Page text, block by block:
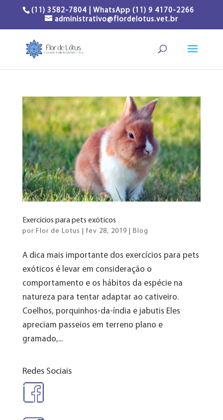
(11) 3582-7804 | WhatsApp (11) 9 4170-2266
administrativo@flordelotus.vet.br
Exercícios para pets exóticos
por Flor de Lotus fev 28, 2019 Blog
A dica mais importante dos exercícios para pets
exóticos é levar em consideração o
comportamento e os hábitos da espécie na
natureza para tentar adaptar ao cativeiro.
Coelhos, porquinhos-da-índia e jabutis Eles
apreciam passeios em terreno plano e
gramado,...
Redes Sociais